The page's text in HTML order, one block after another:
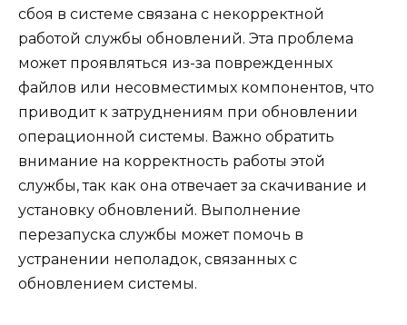
сбоя в системе связана с некорректной
работой службы обновлений. Эта проблема
может проявляться из-за поврежденных
файлов или несовместимых компонентов, что
приводит к затруднениям при обновлении
операционной системы. Важно обратить
внимание на корректность работы этой
службы, так как она отвечает за скачивание и
установку обновлений. Выполнение
перезапуска службы может помочь в
устранении неполадок, связанных с
обновлением системы.